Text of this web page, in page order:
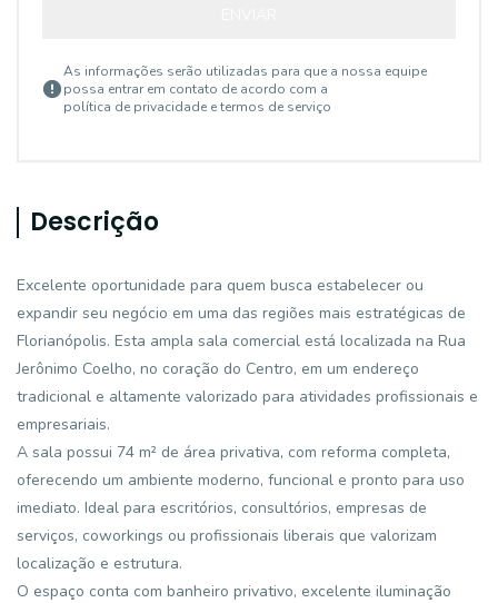
As informações serão utilizadas para que a nossa equipe
possa entrar em contato de acordo com a
política de privacidade e termos de serviço
Descrição
Excelente oportunidade para quem busca estabelecer ou
expandir seu negócio em uma das regiões mais estratégicas de
Florianópolis. Esta ampla sala comercial está localizada na Rua
Jerônimo Coelho, no coração do Centro, em um endereço
tradicional e altamente valorizado para atividades profissionais e
empresariais.
A sala possui 74 m² de área privativa, com reforma completa,
oferecendo um ambiente moderno, funcional e pronto para uso
imediato. Ideal para escritórios, consultórios, empresas de
serviços, coworkings ou profissionais liberais que valorizam
localização e estrutura.
O espaço conta com banheiro privativo, excelente iluminação